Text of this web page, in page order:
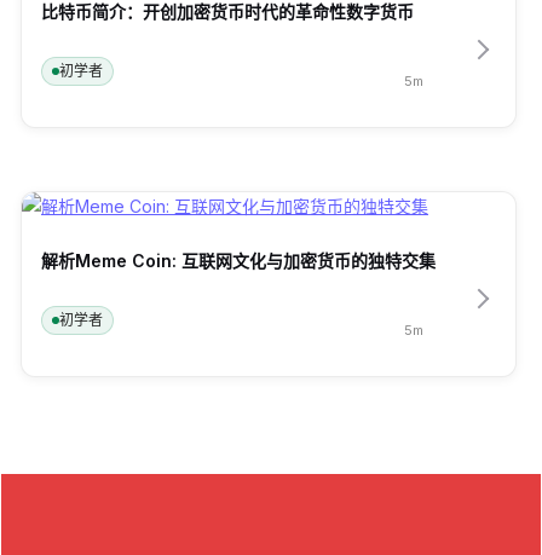
比特币简介：开创加密货币时代的革命性数字货币
初学者
5m
解析Meme Coin: 互联网文化与加密货币的独特交集
初学者
5m